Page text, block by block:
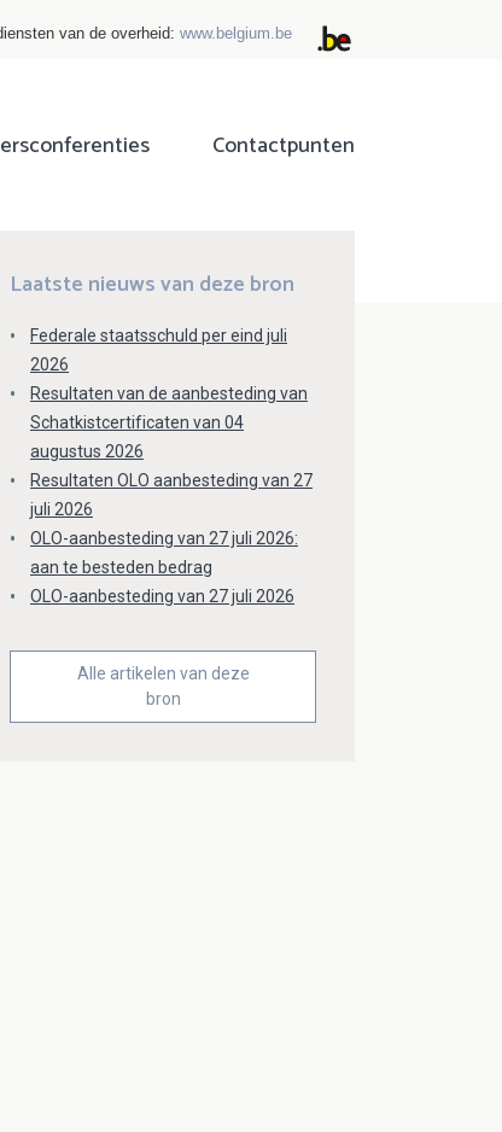
van de overheid: www.belgium.be
Contactpunten
Laatste nieuws van deze bron
Federale staatsschuld per eind juli
2026
Resultaten van de aanbesteding van
Schatkistcertificaten van 04
augustus 2026
Resultaten OLO aanbesteding van 27
juli 2026
OLO-aanbesteding van 27 juli 2026:
aan te besteden bedrag
OLO-aanbesteding van 27 juli 2026
Alle artikelen van deze
bron